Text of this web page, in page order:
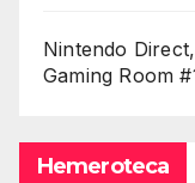
Nintendo
Gaming Room
Hemeroteca